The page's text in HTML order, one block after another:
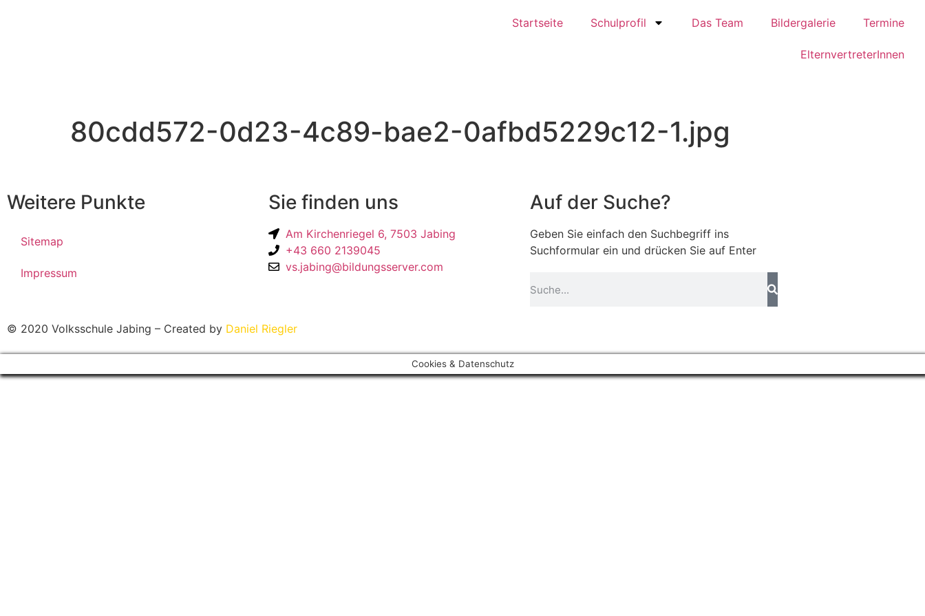
Startseite Schulprofil Das Team Bildergalerie Termine
ElternvertreterInnen
80cdd572-0d23-4c89-bae2-0afbd5229c12-1.jpg
Weitere Punkte
Sitemap
Impressum
Sie finden uns
Am Kirchenriegel 6, 7503 Jabing
+43 660 2139045
vs.jabing@bildungsserver.com
Auf der Suche?
Geben Sie einfach den Suchbegriff ins
Suchformular ein und drücken Sie auf Enter
© 2020 Volksschule Jabing – Created by Daniel Riegler
Cookies & Datenschutz